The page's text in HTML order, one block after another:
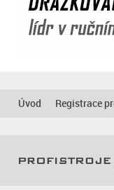
Úvod Registrace